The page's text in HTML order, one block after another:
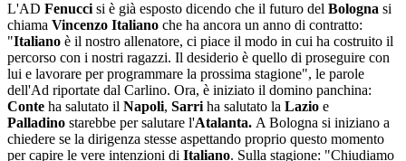
L'AD Fenucci si è già esposto dicendo che il futuro del Bologna si
chiama Vincenzo Italiano che ha ancora un anno di contratto:
"Italiano è il nostro allenatore, ci piace il modo in cui ha costruito il
percorso con i nostri ragazzi. Il desiderio è quello di proseguire con
lui e lavorare per programmare la prossima stagione", le parole
dell'Ad riportate dal Carlino. Ora, è iniziato il domino panchina:
Conte ha salutato il Napoli, Sarri ha salutato la Lazio e
Palladino starebbe per salutare l'Atalanta. A Bologna si iniziano a
chiedere se la dirigenza stesse aspettando proprio questo momento
per capire le vere intenzioni di Italiano. Sulla stagione: "Chiudiamo